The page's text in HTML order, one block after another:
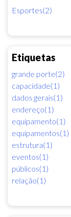
Esportes(2)
Etiquetas
grande porte(2)
capacidade(1)
dados gerais(1)
endereço(1)
equipamento(1)
equipamentos(1)
estrutura(1)
eventos(1)
públicos(1)
relação(1)